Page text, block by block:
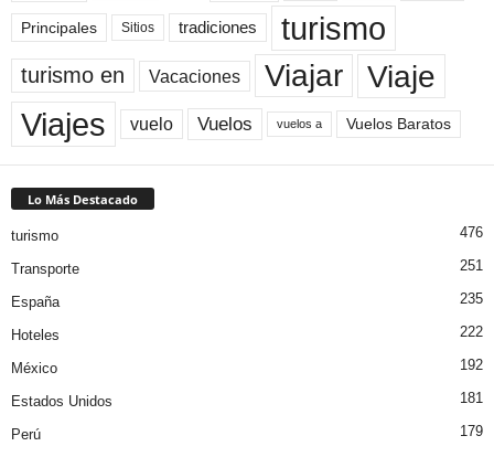
Principales Sitios tradiciones turismo
turismo en Vacaciones Viajar Viaje
Viajes vuelo Vuelos vuelos a Vuelos Baratos
Lo Más Destacado
turismo 476
Transporte 251
España 235
Hoteles 222
México 192
Estados Unidos 181
Perú 179